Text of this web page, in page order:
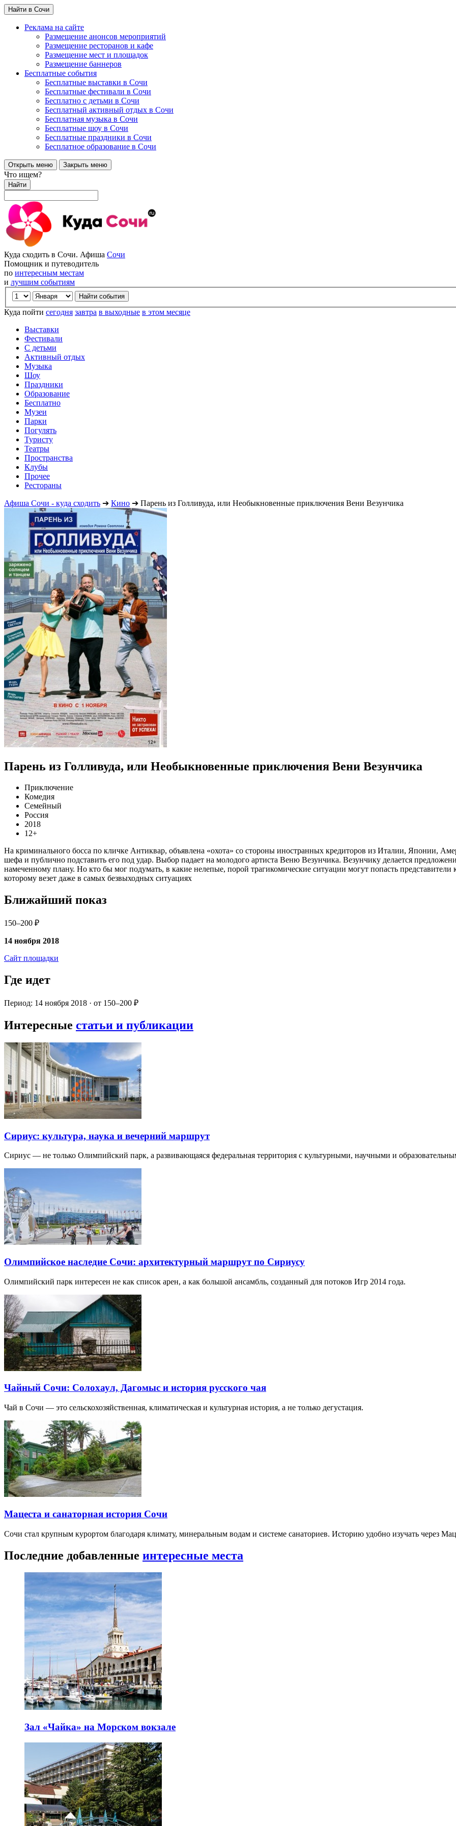
Найти в Сочи
Реклама на сайте
Размещение анонсов мероприятий
Размещение ресторанов и кафе
Размещение мест и площадок
Размещение баннеров
Бесплатные события
Бесплатные выставки в Сочи
Бесплатные фестивали в Сочи
Бесплатно с детьми в Сочи
Бесплатный активный отдых в Сочи
Бесплатная музыка в Сочи
Бесплатные шоу в Сочи
Бесплатные праздники в Сочи
Бесплатное образование в Сочи
Открыть меню Закрыть меню
Что ищем?
Найти
Куда сходить в Сочи. Афиша Сочи
Помощник и путеводитель
по интересным местам
и лучшим событиям
Куда пойти сегодня завтра в выходные в этом месяце
Выставки
Фестивали
С детьми
Активный отдых
Музыка
Шоу
Праздники
Образование
Бесплатно
Музеи
Парки
Погулять
Туристу
Театры
Пространства
Клубы
Прочее
Рестораны
Афиша Сочи - куда сходить ➔ Кино ➔ Парень из Голливуда, или Необыкновенные приключения Вени Везунчика
Парень из Голливуда, или Необыкновенные приключения Вени Везунчика
Приключение
Комедия
Семейный
Россия
2018
12+
На криминального босса по кличке Антиквар, объявлена «охота» со стороны иностранных кредиторов из Италии, Японии,
шефа и публично подставить его под удар. Выбор падает на молодого артиста Веню Везунчика. Везунчику делается
намеченному плану. Но кто бы мог подумать, в какие нелепые, порой трагикомические ситуации могут попасть
которому везет даже в самых безвыходных ситуациях
Ближайший показ
150–200 ₽
14 ноября 2018
Сайт площадки
Где идет
Период: 14 ноября 2018 · от 150–200 ₽
Интересные статьи и публикации
Сириус: культура, наука и вечерний маршрут
Сириус — не только Олимпийский парк, а развивающаяся федеральная территория с культурными, научными и
Олимпийское наследие Сочи: архитектурный маршрут по Сириусу
Олимпийский парк интересен не как список арен, а как большой ансамбль, созданный для потоков Игр 2014 года.
Чайный Сочи: Солохаул, Дагомыс и история русского чая
Чай в Сочи — это сельскохозяйственная, климатическая и культурная история, а не только дегустация.
Мацеста и санаторная история Сочи
Сочи стал крупным курортом благодаря климату, минеральным водам и системе санаториев. Историю удобно изучать через
Последние добавленные интересные места
Зал «Чайка» на Морском вокзале